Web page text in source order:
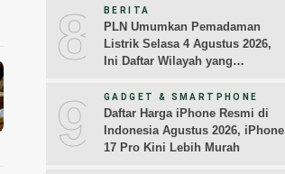
8 BERITA
PLN Umumkan Pemadaman
Listrik Selasa 4 Agustus 2026,
Ini Daftar Wilayah yang
9 GADGET & SMARTPHONE
Daftar Harga iPhone Resmi di
Indonesia Agustus 2026, iPhone
17 Pro Kini Lebih Murah